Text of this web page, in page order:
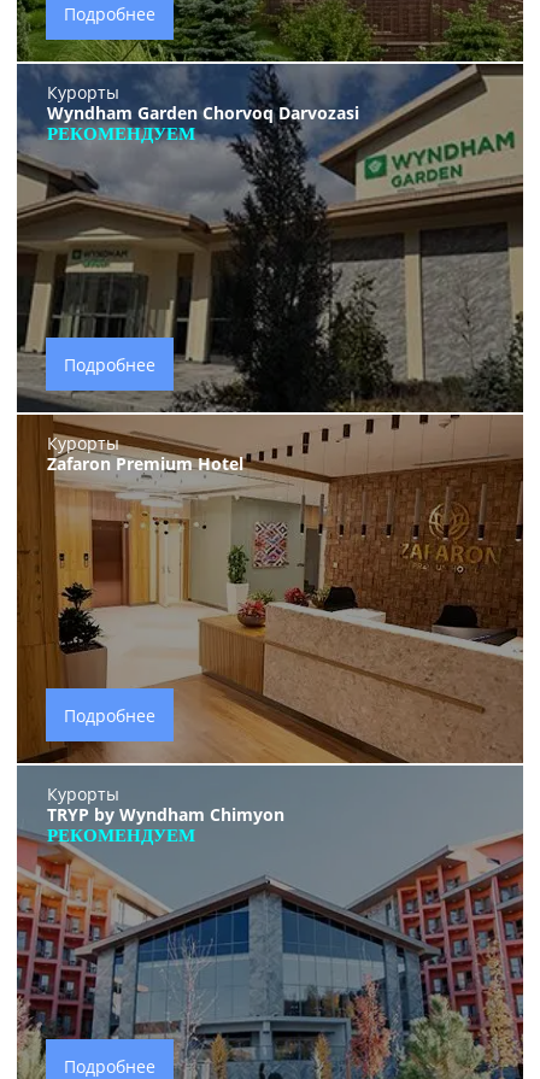
Подробнее
Курорты
Wyndham Garden Chorvoq Darvozasi
РЕКОМЕНДУЕМ
Подробнее
Курорты
Zafaron Premium Hotel
Подробнее
Курорты
TRYP by Wyndham Chimyon
РЕКОМЕНДУЕМ
Подробнее